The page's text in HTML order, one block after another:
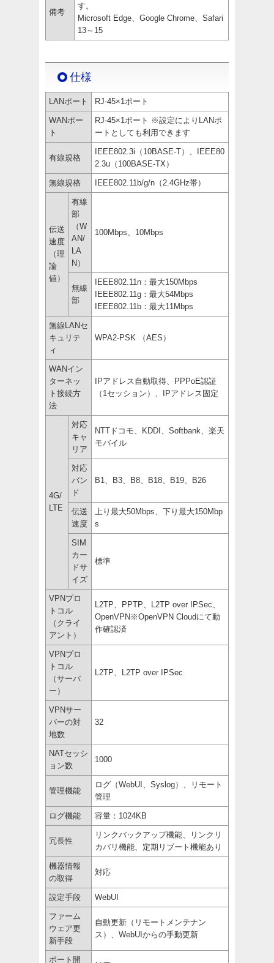
備考
す。
Microsoft Edge、Google Chrome、Safari
13～15
仕様
LANポート RJ-45×1ポート
WANポー
ト
RJ-45×1ポート ※設定によりLANポ
ートとしても利用できます
有線規格
IEEE802.3i（10BASE-T）、IEEE80
2.3u（100BASE-TX）
無線規格 IEEE802.11b/g/n（2.4GHz帯）
伝送
速度
（理
論
値）
有線
部
（W
AN/
LA
N）
100Mbps、10Mbps
無線
部
IEEE802.11n：最大150Mbps
IEEE802.11g：最大54Mbps
IEEE802.11b：最大11Mbps
無線LANセ
キュリテ
ィ
WPA2-PSK （AES）
WANイン
ターネッ
ト接続方
法
IPアドレス自動取得、PPPoE認証
（1セッション）、IPアドレス固定
4G/
LTE
対応
キャ
リア
NTTドコモ、KDDI、Softbank、楽天
モバイル
対応
バン
ド
B1、B3、B8、B18、B19、B26
伝送
速度
上り最大50Mbps、下り最大150Mbp
s
SIM
カー
ドサ
イズ
標準
VPNプロ
トコル
（クライ
アント）
L2TP、PPTP、L2TP over IPSec、
OpenVPN※OpenVPN Cloudにて動
作確認済
VPNプロ
トコル
（サーバ
ー）
L2TP、L2TP over IPSec
VPNサー
バーの対
地数
32
NATセッシ
ョン数
1000
管理機能
ログ（WebUI、Syslog）、リモート
管理
ログ機能 容量：1024KB
冗長性
リンクバックアップ機能、リンクリ
カバリ機能、定期リブート機能あり
機器情報
の取得
対応
設定手段 WebUI
ファーム
ウェア更
新手段
自動更新（リモートメンテナン
ス）、WebUIからの手動更新
ポート開